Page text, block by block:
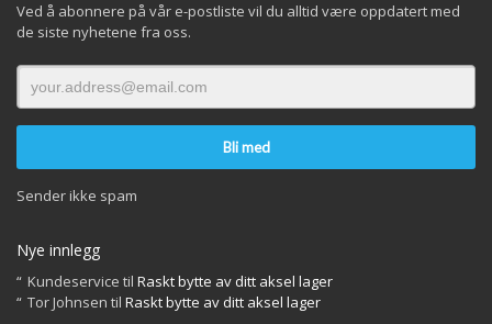
Ved å abonnere på vår e-postliste vil du alltid være oppdatert med
de siste nyhetene fra oss.
Sender ikke spam
Nye innlegg
Kundeservice til Raskt bytte av ditt aksel lager
Tor Johnsen til Raskt bytte av ditt aksel lager